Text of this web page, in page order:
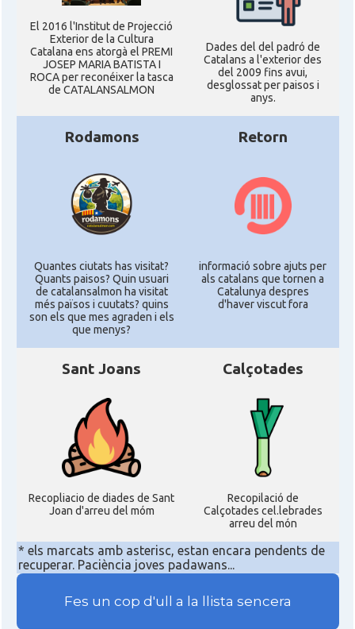
El 2016 l'Institut de Projecció
Exterior de la Cultura
Catalana ens atorgà el PREMI
JOSEP MARIA BATISTA I
ROCA per reconéixer la tasca
de CATALANSALMON
Dades del del padró de
Catalans a l'exterior des
del 2009 fins avui,
desglossat per paisos i
anys.
Rodamons
Quantes ciutats has visitat?
Quants paisos? Quin usuari
de catalansalmon ha visitat
més països i cuutats? quins
son els que mes agraden i els
que menys?
Retorn
informació sobre ajuts per
als catalans que tornen a
Catalunya despres
d'haver viscut fora
Sant Joans
Recopliacio de diades de Sant
Joan d'arreu del móm
Calçotades
Recopilació de
Calçotades cel.lebrades
arreu del món
* els marcats amb asterisc, estan encara pendents de
recuperar. Paciència joves padawans...
Fes un cop d'ull a la llista sencera